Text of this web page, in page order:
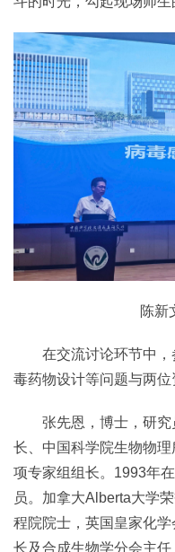
陈新
在交流讨论环节中
毒药物设计等问题与两位
张先恩，博士，研
长、中国科学院生物物
项专家组组长。1993年
员。加拿大Alberta大学
程院院士，英国皇家化
长及合成生物学分会主